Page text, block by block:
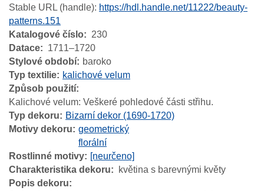
Stable URL (handle): https://hdl.handle.net/11222/beauty-
patterns.151
Katalogové číslo
230
Datace
1711–1720
Stylové období
baroko
Typ textilie
kalichové velum
Způsob použití
Kalichové velum: Veškeré pohledové části střihu.
Typ dekoru
Bizarní dekor (1690-1720)
Motivy dekoru
geometrický
florální
Rostlinné motivy
[neurčeno]
Charakteristika dekoru
květina s barevnými květy
Popis dekoru